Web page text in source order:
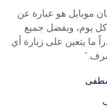
موبايل هو عبارة عن
يوم، وبفضل جميع
ما يتعين على زيارة أي